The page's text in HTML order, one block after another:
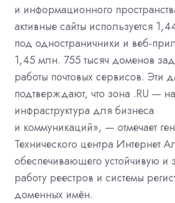
и информационного
активные сайты используется
под одностраничники и веб-
1,45 млн. 755 тысяч доменов
работы почтовых сервисов. Эти
подтверждают, что зона .RU —
инфраструктура для бизнеса
и коммуникаций», — отмечает
Технического центра Интернет
обеспечивающего устойчивую
работу реестров и системы
доменных имён.